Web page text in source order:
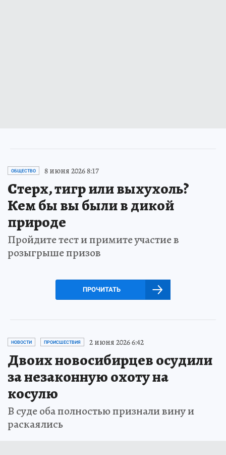
ОБЩЕСТВО 8 июня 2026 8:17
Стерх, тигр или выхухоль?
Кем бы вы были в дикой
природе
Пройдите тест и примите участие в
розыгрыше призов
ПРОЧИТАТЬ
НОВОСТИ ПРОИСШЕСТВИЯ 2 июня 2026 6:42
Двоих новосибирцев осудили
за незаконную охоту на
косулю
В суде оба полностью признали вину и
раскаялись